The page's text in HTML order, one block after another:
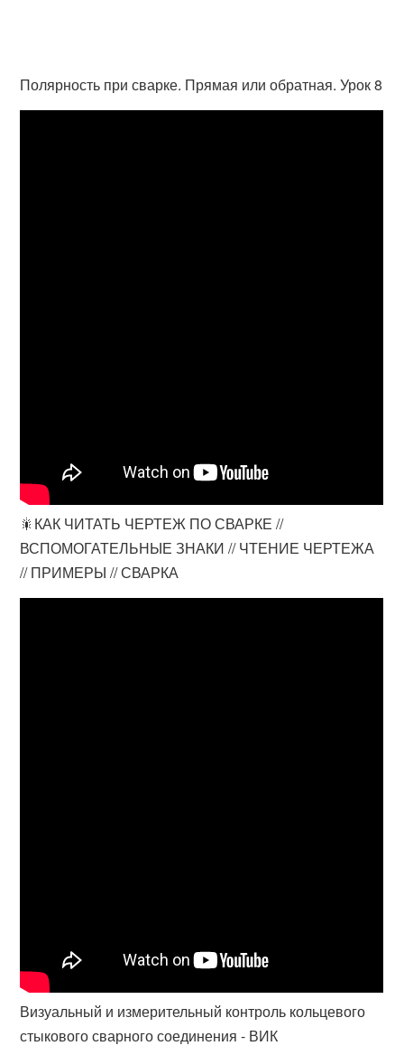
Полярность при сварке. Прямая или обратная. Урок 8
🎇КАК ЧИТАТЬ ЧЕРТЕЖ ПО СВАРКЕ //
ВСПОМОГАТЕЛЬНЫЕ ЗНАКИ // ЧТЕНИЕ ЧЕРТЕЖА
// ПРИМЕРЫ // СВАРКА
Визуальный и измерительный контроль кольцевого
стыкового сварного соединения - ВИК